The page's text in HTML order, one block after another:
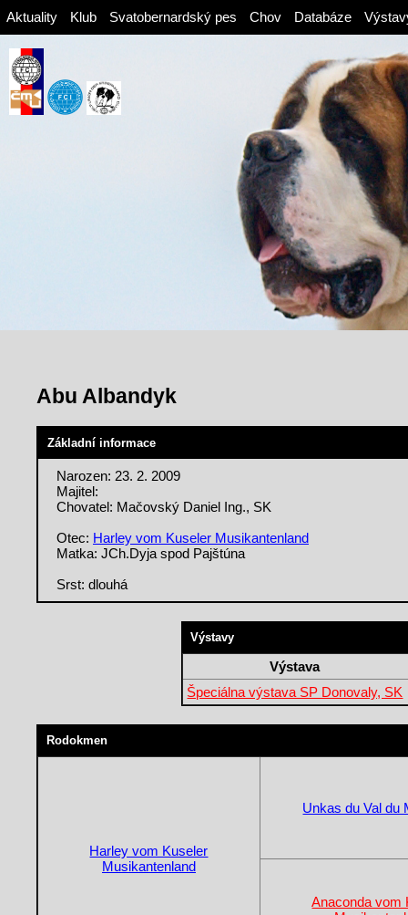
Aktuality Klub Svatobernardský pes Chov Databáze
Abu Albandyk
Základní informace
Narozen: 23. 2. 2009
Majitel:
Chovatel: Mačovský Daniel Ing., SK
Otec: Harley vom Kuseler Musikantenland
Matka: JCh.Dyja spod Pajštúna
Srst: dlouhá
Výstavy
Výstava
Špeciálna výstava SP Donovaly, SK
Rodokmen
Harley vom Kuseler
Musikantenland
Unkas du Val du
Anaconda vom